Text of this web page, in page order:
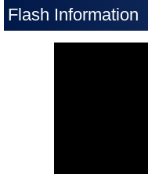
Flash Information